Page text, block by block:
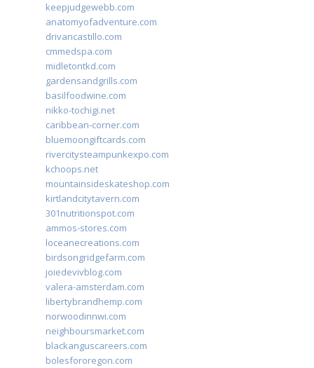
keepjudgewebb.com
anatomyofadventure.com
drivancastillo.com
cmmedspa.com
midletontkd.com
gardensandgrills.com
basilfoodwine.com
nikko-tochigi.net
caribbean-corner.com
bluemoongiftcards.com
rivercitysteampunkexpo.com
kchoops.net
mountainsideskateshop.com
kirtlandcitytavern.com
301nutritionspot.com
ammos-stores.com
loceanecreations.com
birdsongridgefarm.com
joiedevivblog.com
valera-amsterdam.com
libertybrandhemp.com
norwoodinnwi.com
neighboursmarket.com
blackanguscareers.com
bolesfororegon.com